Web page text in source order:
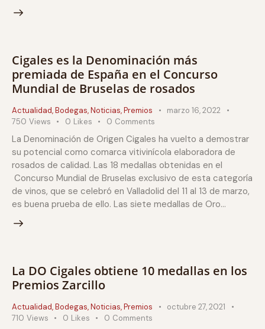
Cigales es la Denominación más
premiada de España en el Concurso
Mundial de Bruselas de rosados
Actualidad,Bodegas,Noticias,Premios
marzo 16, 2022
750 Views 0 Likes 0 Comments
La Denominación de Origen Cigales ha vuelto a demostrar
su potencial como comarca vitivinícola elaboradora de
rosados de calidad. Las 18 medallas obtenidas en el
Concurso Mundial de Bruselas exclusivo de esta categoría
de vinos, que se celebró en Valladolid del 11 al 13 de marzo,
es buena prueba de ello. Las siete medallas de Oro…
La DO Cigales obtiene 10 medallas en los
Premios Zarcillo
Actualidad,Bodegas,Noticias,Premios
octubre 27, 2021
710 Views 0 Likes 0 Comments